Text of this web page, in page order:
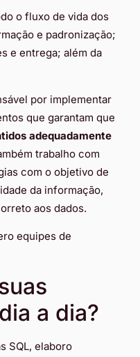
o fluxo de vida dos
e padronização;
e entrega; além da
por implementar
que garantam que
adequadamente
trabalho com
com o objetivo de
da informação,
aos dados.
equipes de
a dia?
SQL, elaboro